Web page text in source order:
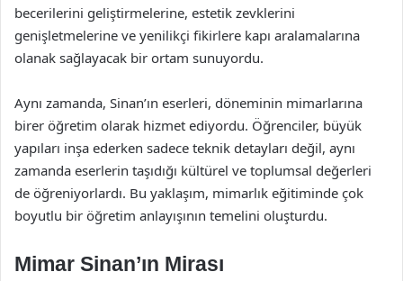
becerilerini geliştirmelerine, estetik zevklerini
genişletmelerine ve yenilikçi fikirlere kapı aralamalarına
olanak sağlayacak bir ortam sunuyordu.
Aynı zamanda, Sinan’ın eserleri, döneminin mimarlarına
birer öğretim olarak hizmet ediyordu. Öğrenciler, büyük
yapıları inşa ederken sadece teknik detayları değil, aynı
zamanda eserlerin taşıdığı kültürel ve toplumsal değerleri
de öğreniyorlardı. Bu yaklaşım, mimarlık eğitiminde çok
boyutlu bir öğretim anlayışının temelini oluşturdu.
Mimar Sinan’ın Mirası